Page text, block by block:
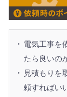
電気工事を
たら良いの
見積もりを
頼すればい